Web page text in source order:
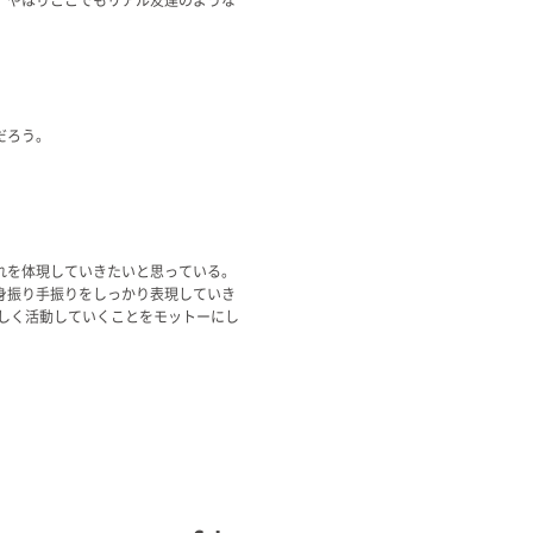
う。
体現していきたいと思っている。
り手振りをしっかり表現していき
く活動していくことをモットーにし